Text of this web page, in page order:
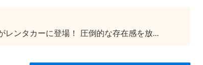
ンタカーに登場！ 圧倒的な存在感を放...